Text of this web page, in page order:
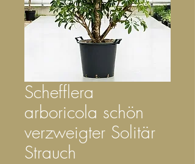
Schefflera
arboricola schön
verzweigter Solitär
Strauch